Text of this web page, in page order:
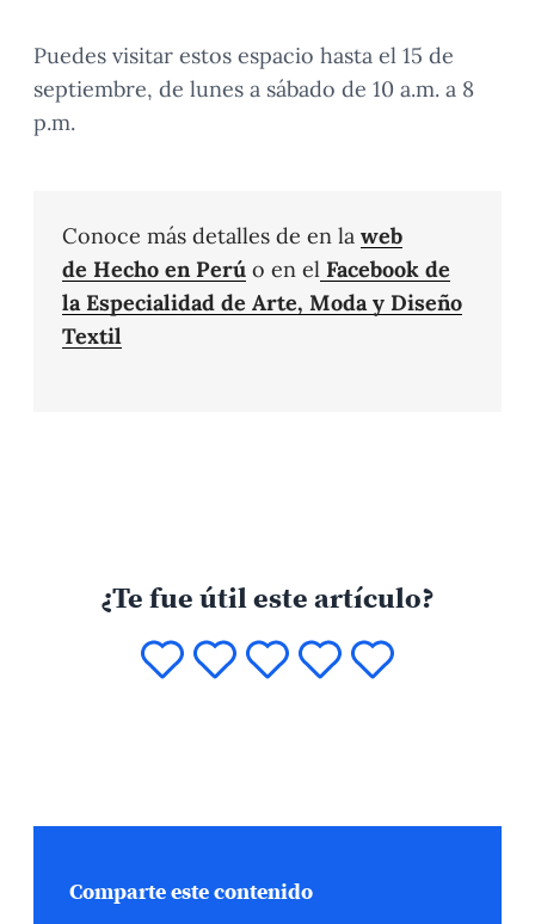
Puedes visitar estos espacio hasta el 15 de
septiembre, de lunes a sábado de 10 a.m. a 8
p.m.
Conoce más detalles de en la web
de Hecho en Perú o en el Facebook de
la Especialidad de Arte, Moda y Diseño
Textil
¿Te fue útil este artículo?
Comparte este contenido